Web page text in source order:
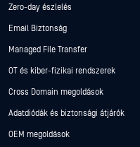
Zero-day észlelés
Email Biztonság
Managed File Transfer
OT és kiber-fizikai rendszerek
Cross Domain megoldások
Adatdiódák és biztonsági átjárók
OEM megoldások